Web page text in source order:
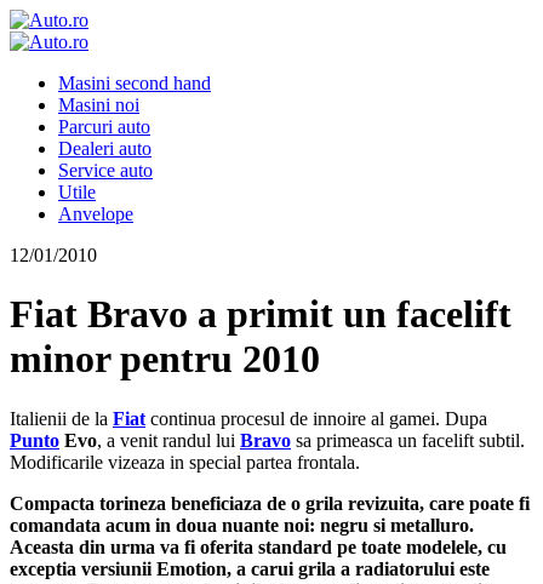
Masini second hand
Masini noi
Parcuri auto
Dealeri auto
Service auto
Utile
Anvelope
12/01/2010
Fiat Bravo a primit un facelift
minor pentru 2010
Italienii de la Fiat continua procesul de innoire al gamei. Dupa
Punto Evo, a venit randul lui Bravo sa primeasca un facelift subtil.
Modificarile vizeaza in special partea frontala.
Compacta torineza beneficiaza de o grila revizuita, care poate fi
comandata acum in doua nuante noi: negru si metalluro.
Aceasta din urma va fi oferita standard pe toate modelele, cu
exceptia versiunii Emotion, a carui grila a radiatorului este